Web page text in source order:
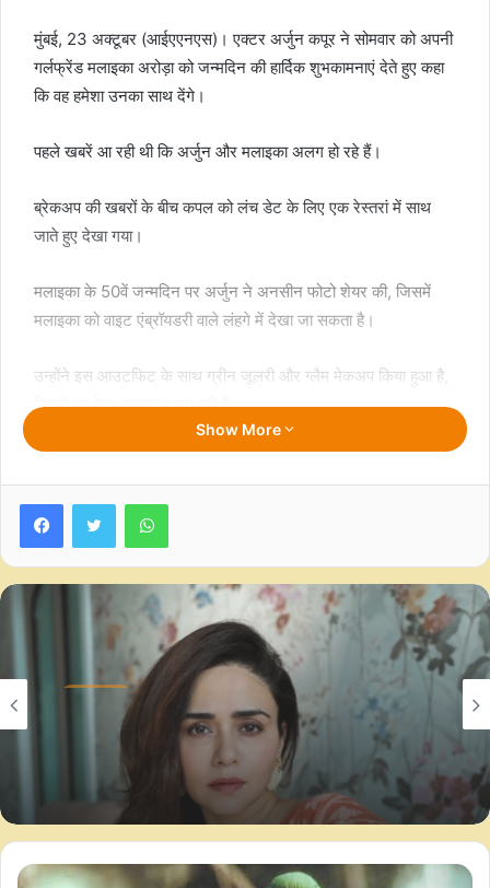
मुंबई, 23 अक्टूबर (आईएएनएस)। एक्टर अर्जुन कपूर ने सोमवार को अपनी
गर्लफ्रेंड मलाइका अरोड़ा को जन्मदिन की हार्दिक शुभकामनाएं देते हुए कहा
कि वह हमेशा उनका साथ देंगे।
पहले खबरें आ रही थी कि अर्जुन और मलाइका अलग हो रहे हैं।
ब्रेकअप की खबरों के बीच कपल को लंच डेट के लिए एक रेस्तरां में साथ
जाते हुए देखा गया।
मलाइका के 50वें जन्मदिन पर अर्जुन ने अनसीन फोटो शेयर की, जिसमें
मलाइका को वाइट एंब्रॉयडरी वाले लंहगे में देखा जा सकता है।
उन्होंने इस आउटफिट के साथ ग्रीन जूलरी और ग्लैम मेकअप किया हुआ है,
जिसमें वह बेहद खूबसूरत लग रही हैं।
पीछे से हग किया हुआ है। एक्टर ने पोस्ट को कैप्शन दिया, ”जन्मदिन मुबारक
हो बेबी!!! ये तस्वीर हमारी है, आप मुस्कान, खुशी, रोशनी लेकर आती हैं और मैं
हमेशा आपका साथ दूंगा।”
अर्जुन ने अपनी पोस्ट में जेम्स ब्लंट के गाने ‘यू आर ब्यूटीफुल’ का म्यूजिक
मलाइका ने अर्जुन की पोस्ट पर कमेंट किया, “लव यू…”
पोस्ट को आयुष्मान खुराना और अनन्या पांडे ने लाइक किया है।
वर्कफ्रंट की बात करें तो, मलाइका को आखिरी बार 2022 की फिल्म ‘एन
एक्शन हीरो’ में ‘आप जैसा कोई’ गाने में देखा गया था। फिल्म में आयुष्मान
Show More
FacebookTwitter WhatsApp
August 10, 2026
पर्सनल लाइफ पर अफवाह फैलाने वालों पर
अमृता खानविलकर हुईं सख्त, कानूनी कार्रवाई
की चेतावनी